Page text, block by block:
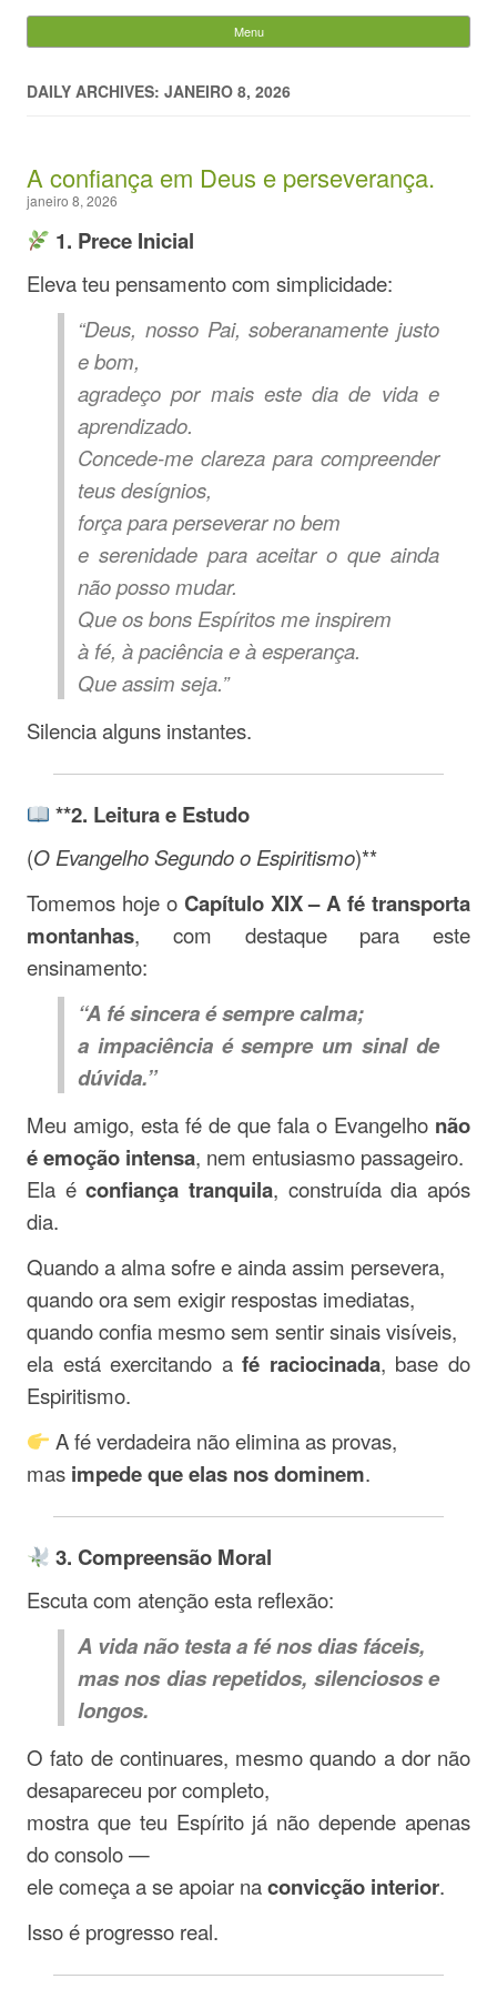
Evandro Legramonte
por:
Menu
DAILY ARCHIVES: JANEIRO 8, 2026
A confiança em Deus e perseverança.
janeiro 8, 2026
1. Prece Inicial
Eleva teu pensamento com simplicidade:
“Deus, nosso Pai, soberanamente justo
e bom,
agradeço por mais este dia de vida e
aprendizado.
Concede-me clareza para compreender
teus desígnios,
força para perseverar no bem
e serenidade para aceitar o que ainda
não posso mudar.
Que os bons Espíritos me inspirem
à fé, à paciência e à esperança.
Que assim seja.”
Silencia alguns instantes.
**2. Leitura e Estudo
(O Evangelho Segundo o Espiritismo)**
Tomemos hoje o Capítulo XIX – A fé transporta
montanhas, com destaque para este
ensinamento:
“A fé sincera é sempre calma;
a impaciência é sempre um sinal de
dúvida.”
Meu amigo, esta fé de que fala o Evangelho não
é emoção intensa, nem entusiasmo passageiro.
Ela éconfiança tranquila, construída dia após
dia.
Quando a alma sofre e ainda assim persevera,
quando ora sem exigir respostas imediatas,
quando confia mesmo sem sentir sinais visíveis,
ela está exercitando afé raciocinada, base do
Espiritismo.
A fé verdadeira não elimina as provas,
mas impede que elas nos dominem.
3. Compreensão Moral
Escuta com atenção esta reflexão:
A vida não testa a fé nos dias fáceis,
mas nos dias repetidos, silenciosos e
longos.
O fato de continuares, mesmo quando a dor não
desapareceu por completo,
mostra que teu Espírito já não depende apenas
do consolo —
ele começa a se apoiar naconvicção interior.
Isso é progresso real.